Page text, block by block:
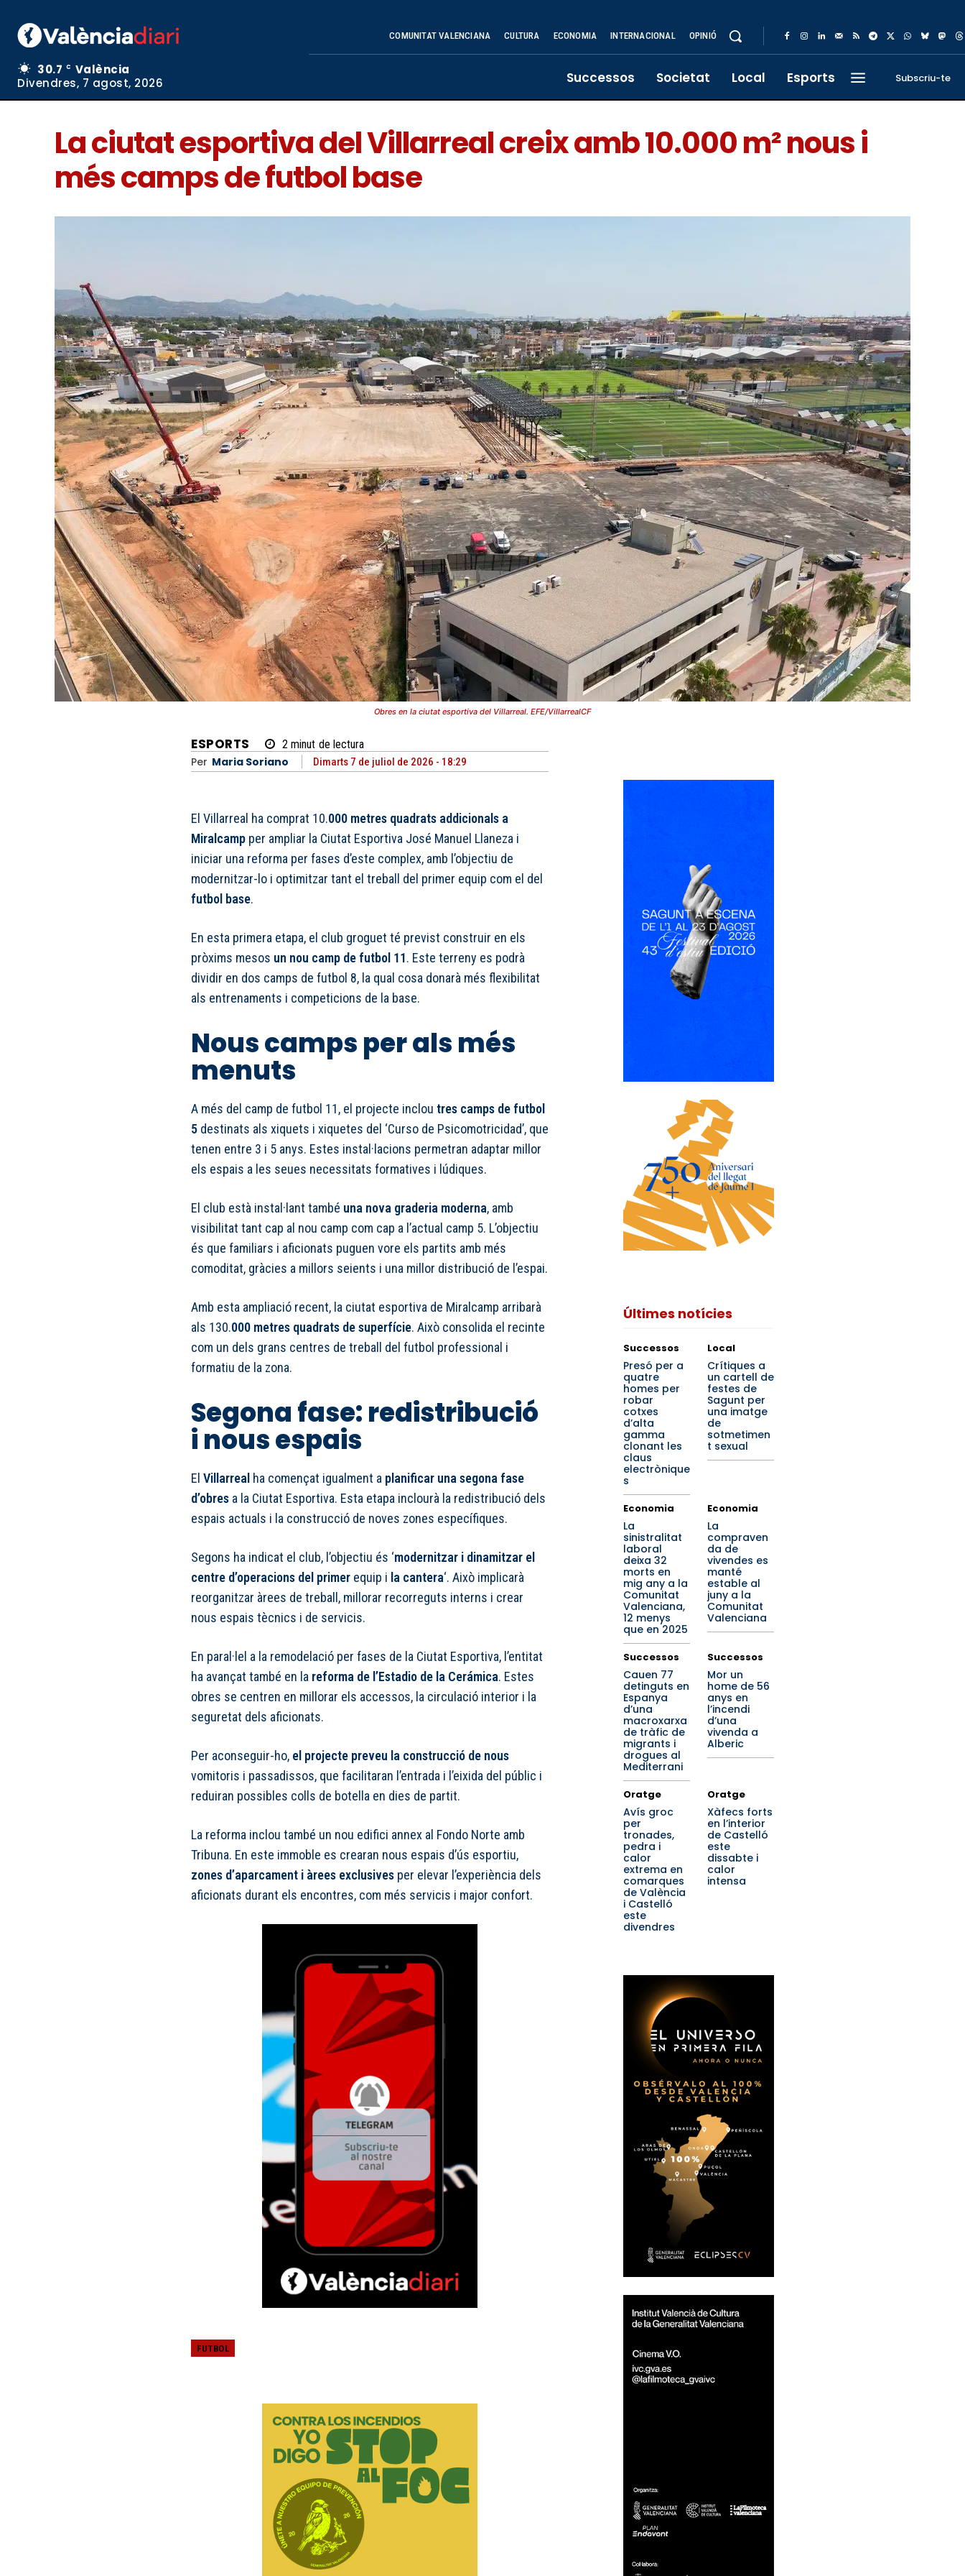
30.7 C
València
Divendres, 7 agost, 2026
COMUNITAT VALENCIANA CULTURA ECONOMIA INTERNACIONAL OPINIÓ
Successos Societat Local Esports Subscriu-te
La ciutat esportiva del Villarreal creix amb 10.000 m² nous i
més camps de futbol base
Obres en la ciutat esportiva del Villarreal. EFE/VillarrealCF
ESPORTS 2minut de lectura
Per Maria Soriano Dimarts 7 de juliol de 2026 - 18:29
El Villarreal ha comprat 10.000 metres quadrats addicionals a
Miralcamp per ampliar la Ciutat Esportiva José Manuel Llaneza i
iniciar una reforma per fases d’este complex, amb l’objectiu de
modernitzar-lo i optimitzar tant el treball del primer equip com el del
futbol base.
En esta primera etapa, el club groguet té previst construir en els
pròxims mesos un nou camp de futbol 11. Este terreny es podrà
dividir en dos camps de futbol 8, la qual cosa donarà més flexibilitat
als entrenaments i competicions de la base.
Nous camps per als més
menuts
A més del camp de futbol 11, el projecte inclou tres camps de futbol
5 destinats als xiquets i xiquetes del ‘Curso de Psicomotricidad’, que
tenen entre 3 i 5 anys. Estes instal·lacions permetran adaptar millor
els espais a les seues necessitats formatives i lúdiques.
El club està instal·lant també una nova graderia moderna, amb
visibilitat tant cap al nou camp com cap a l’actual camp 5. L’objectiu
és que familiars i aficionats puguen vore els partits amb més
comoditat, gràcies a millors seients i una millor distribució de l’espai.
Amb esta ampliació recent, la ciutat esportiva de Miralcamp arribarà
als 130.000 metres quadrats de superfície. Això consolida el recinte
com un dels grans centres de treball del futbol professional i
formatiu de la zona.
Segona fase: redistribució
i nous espais
El Villarreal ha començat igualment a planificar una segona fase
d’obres a la Ciutat Esportiva. Esta etapa inclourà la redistribució dels
espais actuals i la construcció de noves zones específiques.
Segons ha indicat el club, l’objectiu és ‘modernitzar i dinamitzar el
centre d’operacions del primer equip i la cantera‘. Això implicarà
reorganitzar àrees de treball, millorar recorreguts interns i crear
nous espais tècnics i de servicis.
En paral·lel a la remodelació per fases de la Ciutat Esportiva, l’entitat
ha avançat també en la reforma de l’Estadio de la Cerámica. Estes
obres se centren en millorar els accessos, la circulació interior i la
seguretat dels aficionats.
Per aconseguir-ho, el projecte preveu la construcció de nous
vomitoris i passadissos, que facilitaran l’entrada i l’eixida del públic i
reduiran possibles colls de botella en dies de partit.
La reforma inclou també un nou edifici annex al Fondo Norte amb
Tribuna. En este immoble es crearan nous espais d’ús esportiu,
zones d’aparcament i àrees exclusives per elevar l’experiència dels
aficionats durant els encontres, com més servicis i major confort.
FUTBOL
Últimes notícies
Successos
Presó per a
quatre
homes per
robar
cotxes
d’alta
gamma
clonant les
claus
electrònique
s
Local
Crítiques a
un cartell de
festes de
Sagunt per
una imatge
de
sotmetimen
t sexual
Economia
La
sinistralitat
laboral
deixa 32
morts en
mig any a la
Comunitat
Valenciana,
12 menys
que en 2025
Economia
La
compraven
da de
vivendes es
manté
estable al
juny a la
Comunitat
Valenciana
Successos
Cauen 77
detinguts en
Espanya
d’una
macroxarxa
de tràfic de
migrants i
drogues al
Mediterrani
Successos
Mor un
home de 56
anys en
l’incendi
d’una
vivenda a
Alberic
Oratge
Avís groc
per
tronades,
pedra i
calor
extrema en
comarques
de València
i Castelló
este
divendres
Oratge
Xàfecs forts
en l’interior
de Castelló
este
dissabte i
calor
intensa